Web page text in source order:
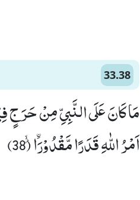
33.38
مَا كَانَ عَلَى النَّبِیِّ مِنْ حَرَجٍ
اَمْرُ اللّٰهِ قَدَرًا مَّقْدُوْرَاﰳ٘ۙ (38)